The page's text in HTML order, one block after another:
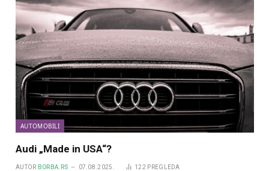
AUTOMOBILI
Audi „Made in USA“?
AUTOR BORBA.RS 07.08.2025. 122 PREGLEDA